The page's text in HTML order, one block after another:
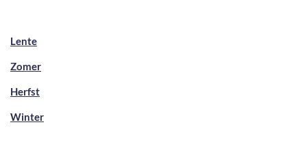
Lente
Zomer
Herfst
Winter